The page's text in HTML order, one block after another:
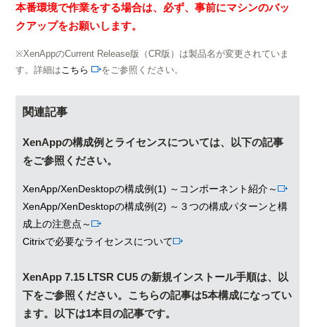
本番環境で作業をする場合は、必ず、事前にマシンのバッ
クアップをお願いします。
※XenAppのCurrent Release版（CR版）は製品名が変更されていま
す。詳細はこちら をご参照ください。
関連記事
XenAppの構成例とライセンスについては、以下の記事
をご参照ください。
XenApp/XenDesktopの構成例(1) ～コンポーネント紹介～
XenApp/XenDesktopの構成例(2) ～３つの構成パターンと構
成上の注意点～
Citrixで必要なライセンスについて
XenApp 7.15 LTSR CU5 の新規インストール手順は、以
下をご参照ください。こちらの記事は5本構成になってい
ます。以下は1本目の記事です。